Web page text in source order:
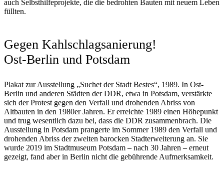
auch Selbsthilfeprojekte, die die bedrohten Bauten mit neuem Leben
füllten.
Gegen Kahlschlagsanierung!
Ost-Berlin und Potsdam
Plakat zur Ausstellung „Suchet der Stadt Bestes“, 1989. In Ost-
Berlin und anderen Städten der DDR, etwa in Potsdam, verstärkte
sich der Protest gegen den Verfall und drohenden Abriss von
Altbauten in den 1980er Jahren. Er erreichte 1989 einen Höhepunkt
und trug wesentlich dazu bei, dass die DDR zusammenbrach. Die
Ausstellung in Potsdam prangerte im Sommer 1989 den Verfall und
drohenden Abriss der zweiten barocken Stadterweiterung an. Sie
wurde 2019 im Stadtmuseum Potsdam – nach 30 Jahren – erneut
gezeigt, fand aber in Berlin nicht die gebührende Aufmerksamkeit.